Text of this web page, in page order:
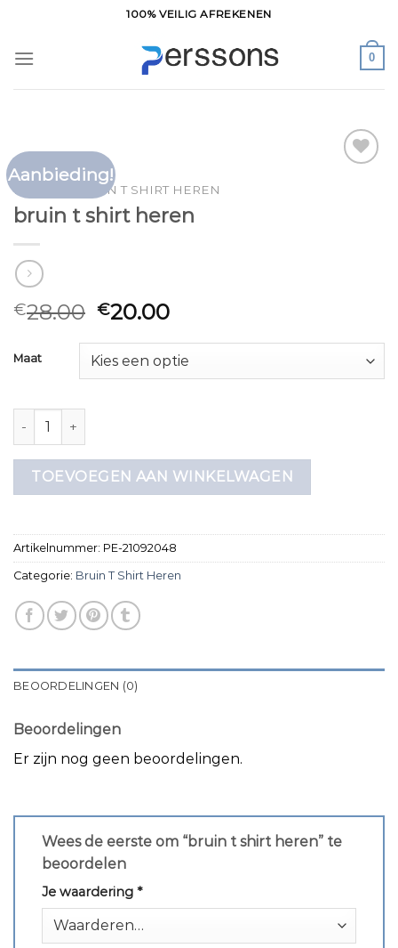
inhoud
100% VEILIG AFREKENEN
0
Aanbieding!
HOME BRUIN T SHIRT HEREN
bruin t shirt heren
€28.00 €20.00
Maat
bruin t shirt heren aantal
TOEVOEGEN AAN WINKELWAGEN
Artikelnummer: PE-21092048
Categorie: Bruin T Shirt Heren
BEOORDELINGEN (0)
Beoordelingen
Er zijn nog geen beoordelingen.
Wees de eerste om “bruin t shirt heren” te
beoordelen
Je waardering *